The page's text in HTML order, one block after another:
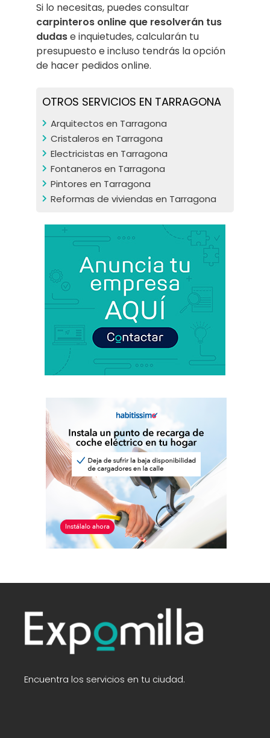
Si lo necesitas, puedes consultar
carpinteros online que resolverán tus
dudase inquietudes, calcularán tu
presupuesto e incluso tendrás la opción
de hacer pedidos online.
OTROS SERVICIOS EN TARRAGONA
Arquitectos en Tarragona
Cristaleros en Tarragona
Electricistas en Tarragona
Fontaneros en Tarragona
Pintores en Tarragona
Reformas de viviendas en Tarragona
Encuentra los servicios en tu ciudad.